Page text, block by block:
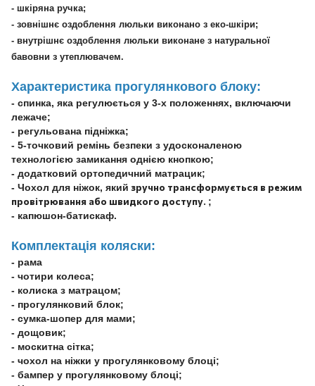
- шкіряна ручка;
- зовнішнє оздоблення люльки виконано з еко-шкіри;
- внутрішнє оздоблення люльки виконане з натуральної
бавовни з утеплювачем.
Характеристика прогулянкового блоку:
- спинка, яка регулюється у 3-х положеннях, включаючи
лежаче;
- регульована підніжка;
- 5-точковий ремінь безпеки з удосконаленою
технологією замикання однією кнопкою;
- додатковий ортопедичний матрацик;
- Чохол для ніжок, який зручно трансформується в режим
провітрювання або швидкого доступу. ;
- капюшон-батискаф.
Комплектація коляски:
- рама
- чотири колеса;
- колиска з матрацом;
- прогулянковий блок;
- сумка-шопер для мами;
- дощовик;
- москитна сітка;
- чохол на ніжки у прогулянковому блоці;
- бампер у прогулянковому блоці;